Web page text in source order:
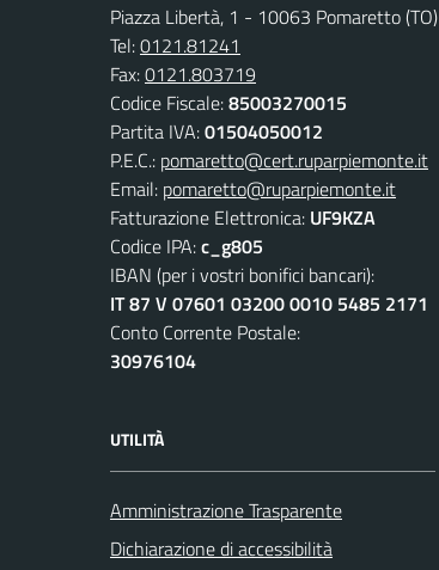
Piazza Libertà, 1 - 10063 Pomaretto (TO)
Tel:0121.81241
Fax:0121.803719
Codice Fiscale:85003270015
Partita IVA:01504050012
P.E.C.: pomaretto@cert.ruparpiemonte.it
Email: pomaretto@ruparpiemonte.it
Fatturazione Elettronica: UF9KZA
Codice IPA:c_g805
IBAN (per i vostri bonifici bancari):
IT 87 V 07601 03200 0010 5485 2171
Conto Corrente Postale:
30976104
UTILITÀ
Amministrazione Trasparente
Dichiarazione di accessibilità